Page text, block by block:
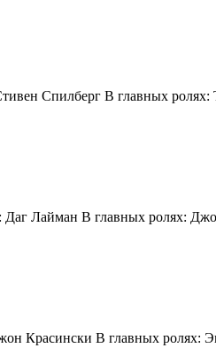
Спилберг В главных
Даг Лайман В главных ролях:
Красински В главных